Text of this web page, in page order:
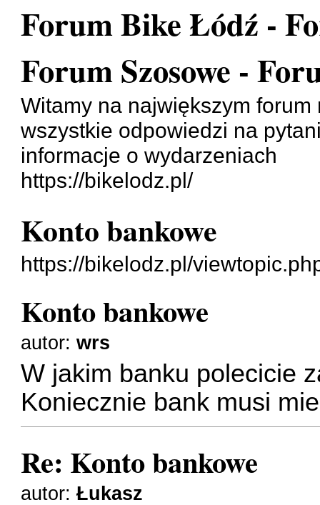
Forum Bike Łódź -
Forum Szosowe -
Witamy na największym
wszystkie odpowiedzi na
informacje o wydarzeniach
https://bikelodz.pl/
Konto bankowe
https://bikelodz.pl/
Konto bankowe
autor:wrs
W jakim banku polecicie
Koniecznie bank musi
Re: Konto bankowe
autor:Łukasz